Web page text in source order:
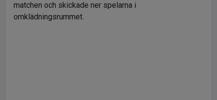
matchen och skickade ner spelarna i
omklädningsrummet.